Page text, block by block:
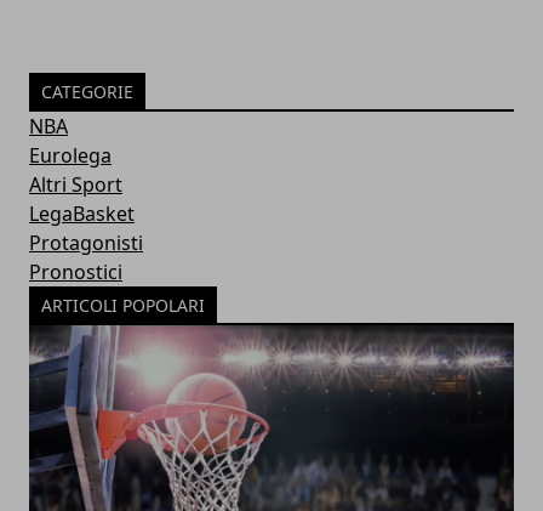
CATEGORIE
NBA
Eurolega
Altri Sport
LegaBasket
Protagonisti
Pronostici
ARTICOLI POPOLARI